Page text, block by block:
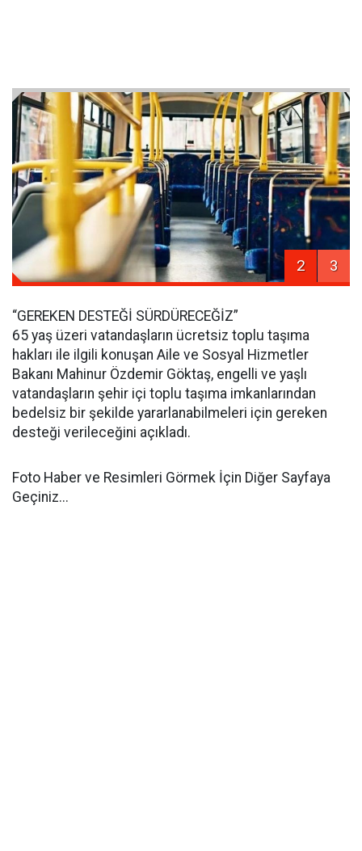
2 3
“GEREKEN DESTEĞİ SÜRDÜRECEĞİZ”
65 yaş üzeri vatandaşların ücretsiz toplu taşıma
hakları ile ilgili konuşan Aile ve Sosyal Hizmetler
Bakanı Mahinur Özdemir Göktaş, engelli ve yaşlı
vatandaşların şehir içi toplu taşıma imkanlarından
bedelsiz bir şekilde yararlanabilmeleri için gereken
desteği verileceğini açıkladı.
Foto Haber ve Resimleri Görmek İçin Diğer Sayfaya
Geçiniz...